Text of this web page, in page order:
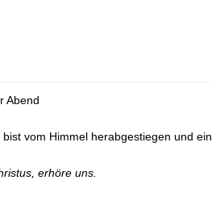
Abend
vom Himmel herabgestiegen und
erhöre uns.